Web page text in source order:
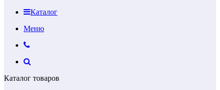
Каталог
Меню
Каталог товаров